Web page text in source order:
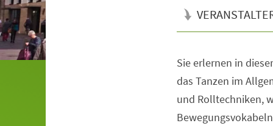
Sie erlernen in
das Tanzen im
und Rolltechniken,